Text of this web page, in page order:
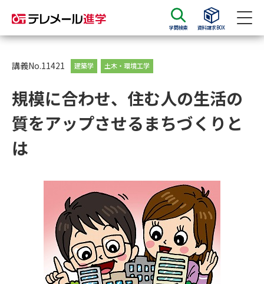
学問検索 資料請求BOX
資料請求
大学・短大の資料種類から請求
大学・短大以外の資料から請求
専門学校の資料請求 大学院の資料請求
講義No.11421 建築学 土木・環境工学
規模に合わせ、住む人の生活の
質をアップさせるまちづくりと
は